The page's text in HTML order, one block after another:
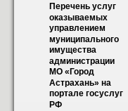
Перечень услуг
оказываемых
управлением
муниципального
имущества
администрации
МО «Город
Астрахань» на
портале госуслуг
РФ